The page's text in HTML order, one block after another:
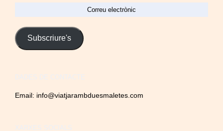
Subscriure's
Email: info@viatjarambduesmaletes.com